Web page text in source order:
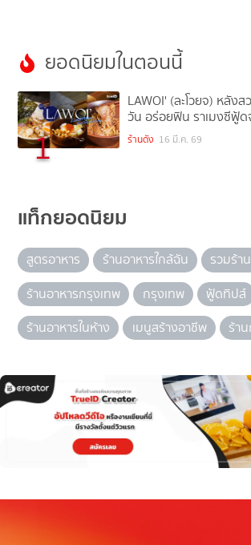
ยอดนิยมในตอนนี้
1
LAWOI' (ละโวยจ) หลัง
วัน อร่อยฟิน ราเมงซีฟู้ด
ร้านดัง 16 มี.ค. 69
แท็กยอดนิยม
สูตรอาหาร ร้านอาหารใกล้ฉัน
รวมร้า
ร้านอาหารกรุงเทพ
กรุงเทพ ฟู้ดทิปส์
ร้านอาหารในห้าง
เมนูสร้างอาชีพ ร้า